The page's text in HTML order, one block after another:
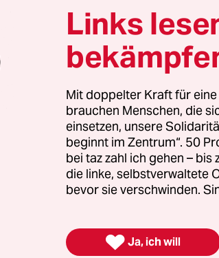
innerhalb der eigenen Behörde.
Hannover wirft allerdings Fragen
antwortete
zu einer Polizeikommissarin,
sein soll, dass erst jetzt der
geworden sei. Eine E-Mail,
dass sowohl das
davon gewusst haben müssen.
taz berichtet, dass die
bei der Hundestaffel in
Polizist:innen“, mit denen ihre
Links
Mit doppelter Kraft für
brauchen Menschen, die
einsetzen, unsere
beginnt im Zentrum“. 50
bei taz zahl ich gehen –
die linke, selbstverwaltete
bevor sie verschwinden.
 Ja, ich will